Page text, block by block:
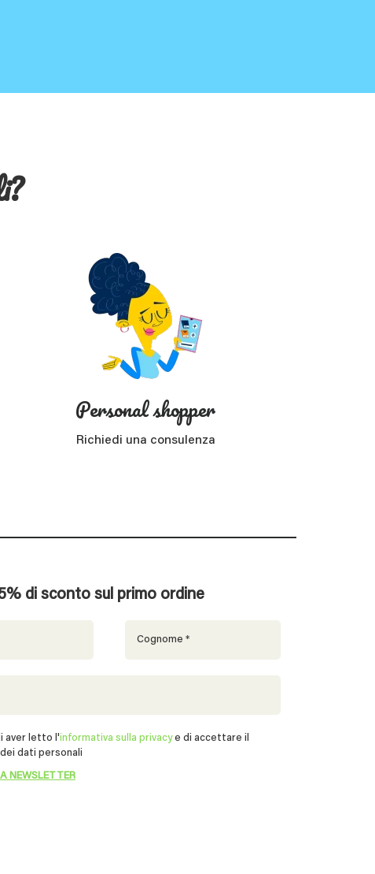
Personal shopper
Richiedi una consulenza
di sconto sul primo ordine
aver letto l'informativa sulla privacye di accettare il
dati personali